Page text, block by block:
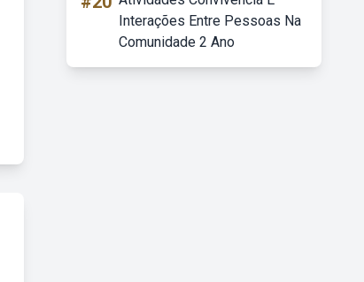
Interações Entre Pessoas Na
Comunidade 2 Ano